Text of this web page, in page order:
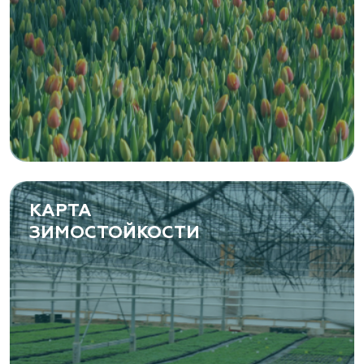
«ЁЛЫ-ПАЛЫ», питомник декоративных
растений
Самарская область, с. Подстепки, ул.
Фермерская 14 А
(8482) 650 010
www.yoly-paly.ru
«ВЕНЕВ» питомник растений
Тульская область, Венёвский р-н, село
Борщевое, улица Лесная, д. 13
8 963 224 87 99
https://www.venev1.ru/
КАРТА
ЗИМОСТОЙКОСТИ